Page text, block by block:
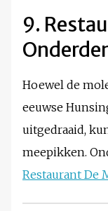
9.
Hoewel de
eeuwse
uitgedraaid,
meepikken.
Restaurant De